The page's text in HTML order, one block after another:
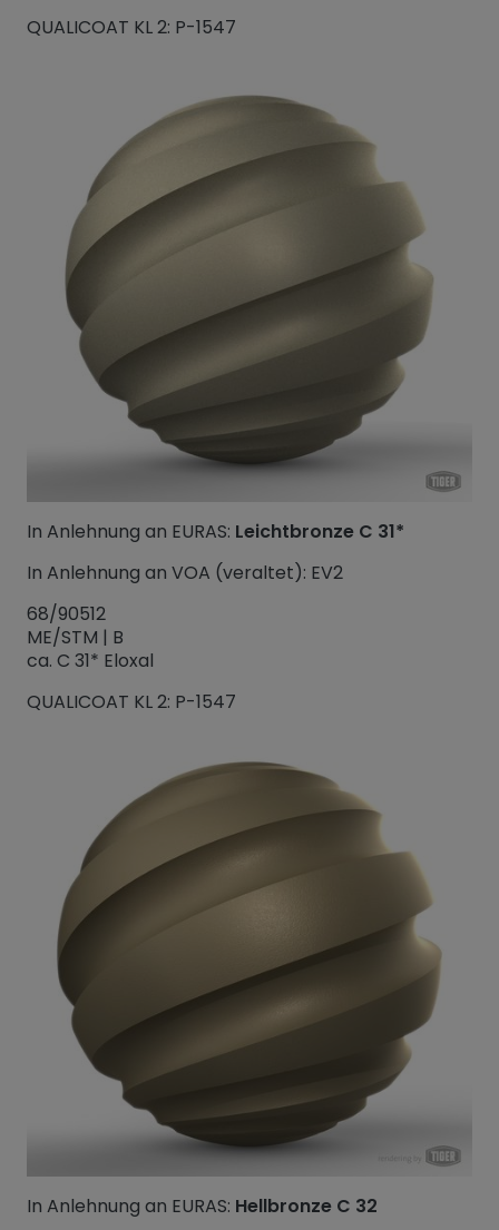
QUALICOAT KL 2: P-1547
In Anlehnung an EURAS: Leichtbronze C 31*
In Anlehnung an VOA (veraltet): EV2
68/90512
ME/STM | B
ca. C 31* Eloxal
QUALICOAT KL 2: P-1547
In Anlehnung an EURAS: Hellbronze C 32